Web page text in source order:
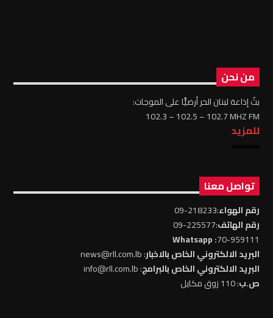
من نحن
بثّ إذاعة لبنان الحر أرضيًّا على الموجات:
102.3 – 102.5 – 102.7 MHZ FM
للمزيد
تواصل معنا
رقم الهواء:218233-09
رقم الهاتف:225577-09
70-959111
: Whatsapp
البريد الالكتروني الخاص بالاخبار: news@rll.com.lb
البريد الالكتروني الخاص بالبرامج: info@rll.com.lb
ص.ب: 110 زوق مكايل